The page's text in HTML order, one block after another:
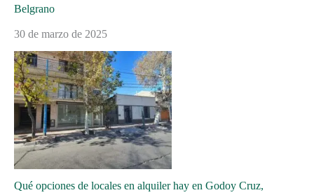
Belgrano
30 de marzo de 2025
Qué opciones de locales en alquiler hay en Godoy Cruz,